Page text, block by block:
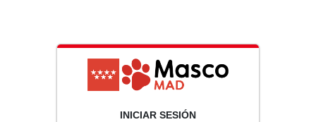
INICIAR SESIÓN